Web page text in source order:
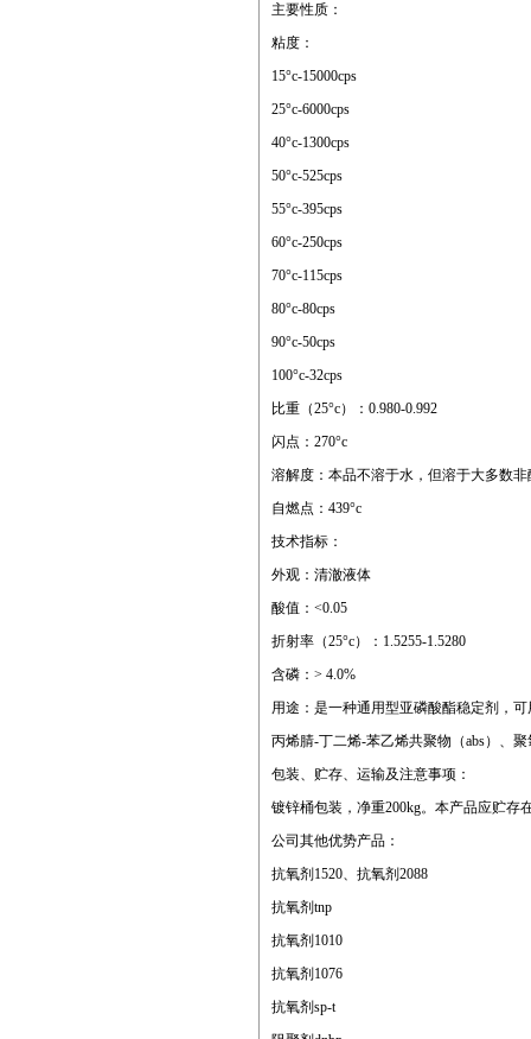
主要性质：
粘度：
15°c-15000cps
25°c-6000cps
40°c-1300cps
50°c-525cps
55°c-395cps
60°c-250cps
70°c-115cps
80°c-80cps
90°c-50cps
100°c-32cps
比重（25°c）：0.980-0.992
闪点：270°c
溶解度：本品不溶于水，但溶于大多
自燃点：439°c
技术指标：
外观：清澈液体
酸值：<0.05
折射率（25°c）：1.5255-1.5280
含磷：> 4.0%
用途：是一种通用型亚磷酸酯稳定剂，
丙烯腈-丁二烯-苯乙烯共聚物（abs）、
包装、贮存、运输及注意事项：
镀锌桶包装，净重200kg。本产品应贮存
公司其他优势产品：
抗氧剂1520、抗氧剂2088
抗氧剂tnp
抗氧剂1010
抗氧剂1076
抗氧剂sp-t